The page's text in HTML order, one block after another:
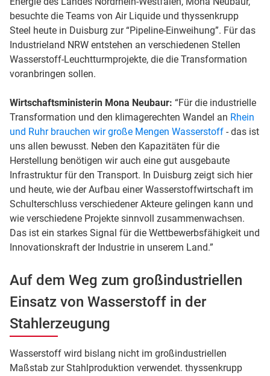
besuchte die Teams von Air Liquide und thyssenkrupp
Steel heute in Duisburg zur “Pipeline-Einweihung”. Für das
Industrieland NRW entstehen an verschiedenen Stellen
Wasserstoff-Leuchtturmprojekte, die die Transformation
voranbringen sollen.
Wirtschaftsministerin Mona Neubaur: “Für die industrielle
Transformation und den klimagerechten Wandel an Rhein
und Ruhr brauchen wir große Mengen Wasserstoff - das ist
uns allen bewusst. Neben den Kapazitäten für die
Herstellung benötigen wir auch eine gut ausgebaute
Infrastruktur für den Transport. In Duisburg zeigt sich hier
und heute, wie der Aufbau einer Wasserstoffwirtschaft im
Schulterschluss verschiedener Akteure gelingen kann und
wie verschiedene Projekte sinnvoll zusammenwachsen.
Das ist ein starkes Signal für die Wettbewerbsfähigkeit und
Innovationskraft der Industrie in unserem Land.”
Auf dem Weg zum großindustriellen
Einsatz von Wasserstoff in der
Stahlerzeugung
Wasserstoff wird bislang nicht im großindustriellen
Maßstab zur Stahlproduktion verwendet. thyssenkrupp